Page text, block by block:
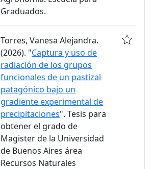
Graduados.
Torres, Vanesa Alejandra.
(2026). "Captura y uso de
radiación de los grupos
funcionales de un pastizal
patagónico bajo un
gradiente experimental de
precipitaciones". Tesis para
obtener el grado de
Magister de la Universidad
de Buenos Aires área
Recursos Naturales